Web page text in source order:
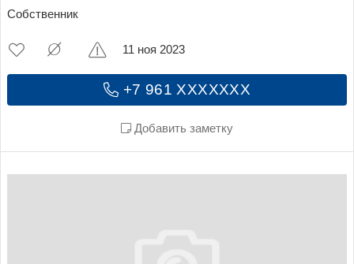
Собственник
+7 961 XXXXXXX
Добавить заметку
11 ноя 2023